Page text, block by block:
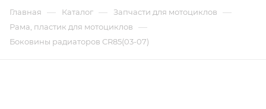
Главная — Каталог — Запчасти для мотоциклов —
Рама, пластик для мотоциклов —
Боковины радиаторов CR85(03-07)